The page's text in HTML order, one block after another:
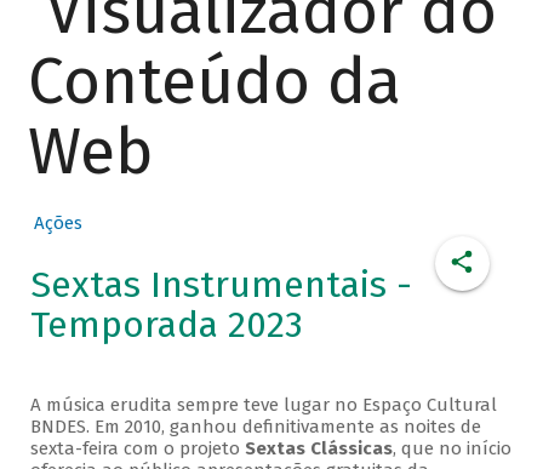
Conteúdo da
Web
Ações
Sextas Instrumentais -
Temporada 2023
A música erudita sempre teve lugar no Espaço Cultural
BNDES. Em 2010, ganhou definitivamente as noites de
sexta-feira com o projeto Sextas Clássicas, que no início